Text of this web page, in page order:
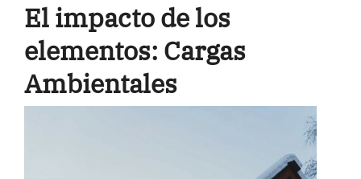
El impacto de los
elementos: Cargas
Ambientales